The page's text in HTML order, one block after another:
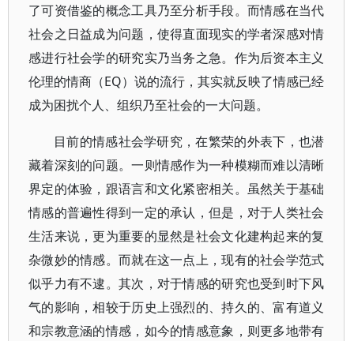
了可资借鉴的概念工具乃至分析手段。而情感在当代
社会之日益成为问题，使得直面现实的学者深感对情
感进行社会学的研究实乃当务之急。作为后资本主义
伦理的情商（EQ）说的流行，其实就反映了情感已经
成为困扰个人、组织乃至社会的一大问题。
目前的情感社会学研究，在繁荣的外表下，也潜
藏着深刻的问题。一则情感作为一种模糊而难以清晰
界定的体验，跟语言和文化紧密相关。虽然关于基础
情感的普遍性得到一定的承认，但是，对于人类社会
生活来说，更为重要的显然是社会文化建构起来的复
杂微妙的情感。而就在这一点上，现有的社会学范式
似乎力有不逮。其次，对于情感的研究也受到时下风
气的影响，相较于历史上强烈的、持久的、富有道义
和宗教意涵的情感，如今的情感意象，则更多地带有